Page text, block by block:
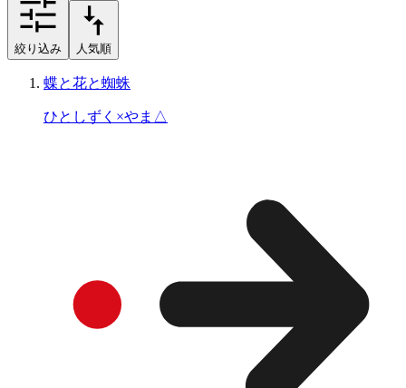
絞り込み 人気順
蝶と花と蜘蛛
ひとしずく×やま△